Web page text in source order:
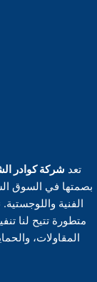
تعد شركة كوادر
بصمتها في السوق
الفنية
متطورة تتيح لنا
المقاولات،